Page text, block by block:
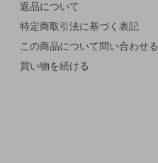
返品について
特定商取引法に基づく表記
この商品について問い合わせる
買い物を続ける